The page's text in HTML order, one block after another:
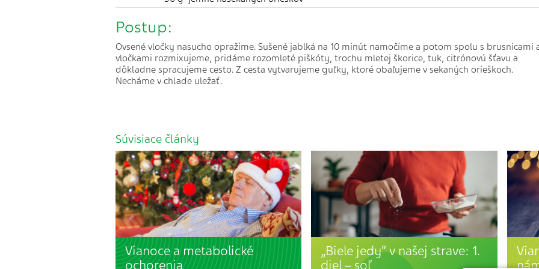
Postup:
Ovsené vločky nasucho opražíme. Sušené jablká na 10 minút namočíme a potom spolu s brusnicami
vločkami rozmixujeme, pridáme rozomleté piškóty, trochu mletej škorice, tuk, citrónovú šťavu a
dôkladne spracujeme cesto. Z cesta vytvarujeme guľky, ktoré obaľujeme v sekaných orieškoch.
Necháme v chlade uležať.
Súvisiace články
Vianoce a metabolické
ochorenia
„Biele jedy“ v našej strave: 1.
diel – soľ